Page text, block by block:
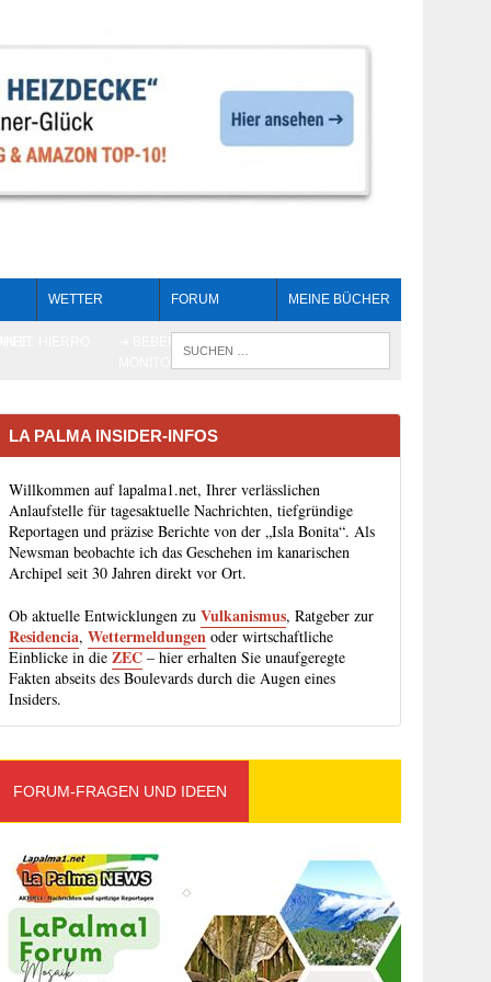
WETTER FORUM MEINE BÜCHER
LA PALMA INSIDER-INFOS
Willkommen auf lapalma1.net, Ihrer verlässlichen
Anlaufstelle für tagesaktuelle Nachrichten, tiefgründige
Reportagen und präzise Berichte von der „Isla Bonita“. Als
Newsman beobachte ich das Geschehen im kanarischen
Archipel seit 30 Jahren direkt vor Ort.
Ob aktuelle Entwicklungen zuVulkanismus, Ratgeber zur
Residencia,Wettermeldungen oder wirtschaftliche
Einblicke in dieZEC – hier erhalten Sie unaufgeregte
Fakten abseits des Boulevards durch die Augen eines
Insiders.
FORUM-FRAGEN UND IDEEN